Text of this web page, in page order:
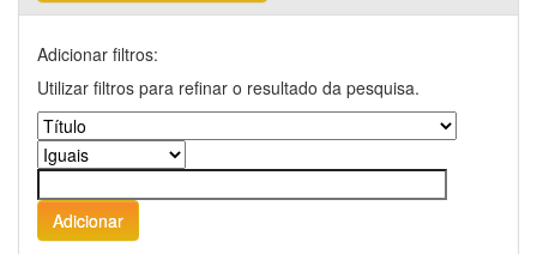
Adicionar filtros:
Utilizar filtros para refinar o resultado da pesquisa.